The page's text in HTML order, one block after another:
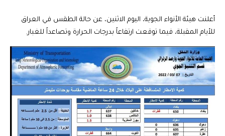
أعلنت هيئة الأنواء الجوية، اليوم الاثنين، عن حالة الطقس في العراق
للأيام المقبلة، فيما توقعت ارتفاعاً بدرجات الحرارة وتصاعداً للغبار.